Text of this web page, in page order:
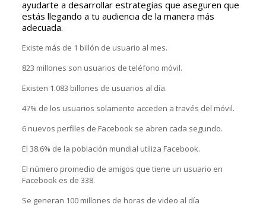
ayudarte a desarrollar estrategias que aseguren que
estás llegando a tu audiencia de la manera más
adecuada.
Existe más de 1 billón de usuario al mes.
823 millones son usuarios de teléfono móvil.
Existen 1.083 billones de usuarios al día.
47% de los usuarios solamente acceden a través del móvil.
6 nuevos perfiles de Facebook se abren cada segundo.
El 38.6% de la población mundial utiliza Facebook.
El número promedio de amigos que tiene un usuario en
Facebook es de 338.
Se generan 100 millones de horas de video al día